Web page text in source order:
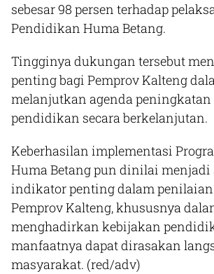
sebesar 98 persen terhadap
Pendidikan Huma Betang.
Tingginya dukungan tersebut
penting bagi Pemprov Kalteng
melanjutkan agenda
pendidikan secara berkelanjutan.
Keberhasilan implementasi
Huma Betang pun dinilai menjadi
indikator penting dalam
Pemprov Kalteng, khususnya
menghadirkan kebijakan
manfaatnya dapat dirasakan
masyarakat. (red/adv)​